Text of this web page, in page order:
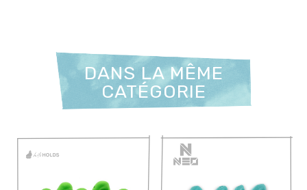
DANS LA MÊME
CATÉGORIE